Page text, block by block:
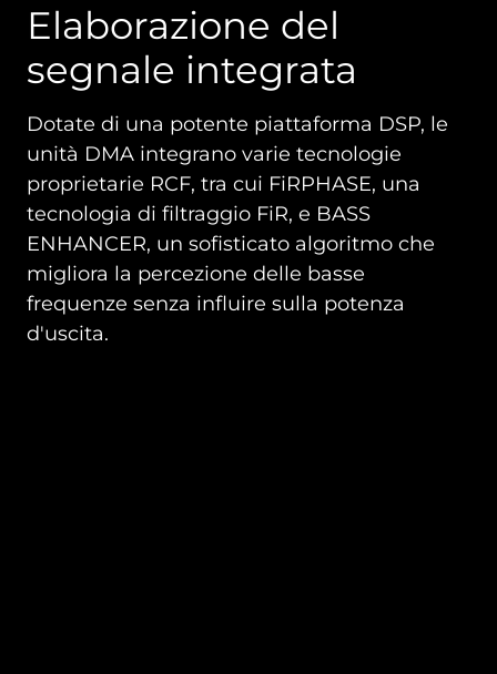
Elaborazione del
segnale integrata
Dotate di una potente piattaforma DSP, le
unità DMA integrano varie tecnologie
proprietarie RCF, tra cui FiRPHASE, una
tecnologia di filtraggio FiR, e BASS
ENHANCER, un sofisticato algoritmo che
migliora la percezione delle basse
frequenze senza influire sulla potenza
d'uscita.